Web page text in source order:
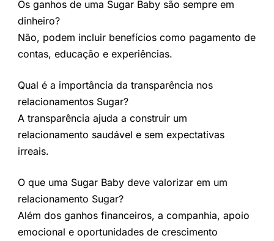
Os ganhos de uma Sugar Baby são sempre em
dinheiro?
Não, podem incluir benefícios como pagamento de
contas, educação e experiências.
Qual é a importância da transparência nos
relacionamentos Sugar?
A transparência ajuda a construir um
relacionamento saudável e sem expectativas
irreais.
O que uma Sugar Baby deve valorizar em um
relacionamento Sugar?
Além dos ganhos financeiros, a companhia, apoio
emocional e oportunidades de crescimento